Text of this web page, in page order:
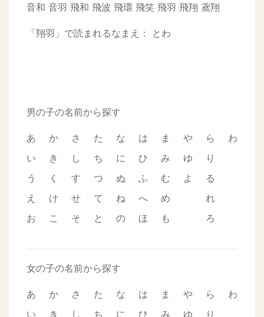
音和 音羽 飛和 飛波 飛環 飛笑 飛羽 飛翔 鳶翔
「翔羽」で読まれるなまえ： とわ
男の子の名前から探す
あ
い
う
え
お
か
き
く
け
こ
さ
し
す
せ
そ
た
ち
つ
て
と
な
に
ぬ
ね
の
は
ひ
ふ
へ
ほ
ま
み
む
め
も
や
ゆ
よ
ら
り
る
れ
ろ
わ
女の子の名前から探す
あ
い
か
き
さ
し
た
ち
な
に
は
ひ
ま
み
や
ゆ
ら
り
わ